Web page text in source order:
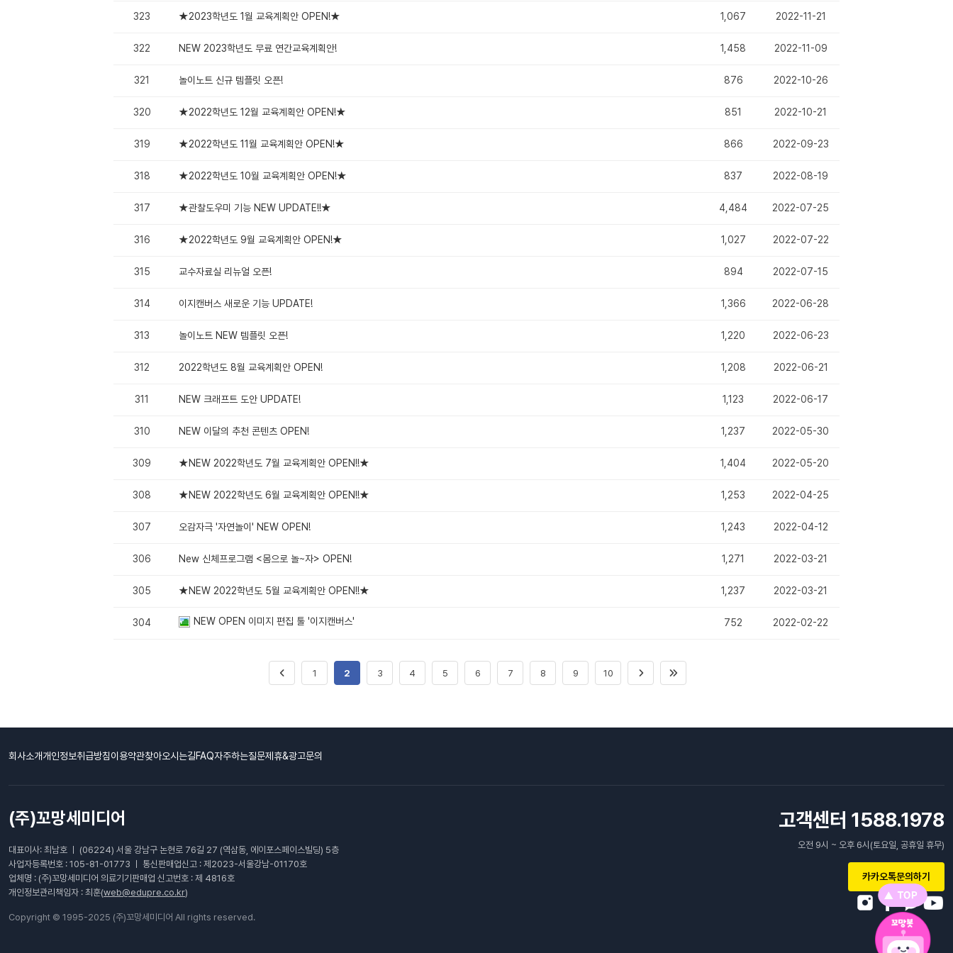
323 ★2023학년도 1월 교육계획안 OPEN!★ 1,067 2022-11-21
322 NEW 2023학년도 무료 연간교육계획안! 1,458 2022-11-09
321 놀이노트 신규 템플릿 오픈! 876 2022-10-26
320 ★2022학년도 12월 교육계획안 OPEN!★ 851 2022-10-21
319 ★2022학년도 11월 교육계획안 OPEN!★ 866 2022-09-23
318 ★2022학년도 10월 교육계획안 OPEN!★ 837 2022-08-19
317 ★관찰도우미 기능 NEW UPDATE!!★ 4,484 2022-07-25
316 ★2022학년도 9월 교육계획안 OPEN!★ 1,027 2022-07-22
315 교수자료실 리뉴얼 오픈! 894 2022-07-15
314 이지캔버스 새로운 기능 UPDATE! 1,366 2022-06-28
313 놀이노트 NEW 템플릿 오픈! 1,220 2022-06-23
312 2022학년도 8월 교육계획안 OPEN! 1,208 2022-06-21
311 NEW 크래프트 도안 UPDATE! 1,123 2022-06-17
310 NEW 이달의 추천 콘텐츠 OPEN! 1,237 2022-05-30
309 ★NEW 2022학년도 7월 교육계획안 OPEN!!★ 1,404 2022-05-20
308 ★NEW 2022학년도 6월 교육계획안 OPEN!!★ 1,253 2022-04-25
307 오감자극 '자연놀이' NEW OPEN! 1,243 2022-04-12
306 New 신체프로그램 <몸으로 놀~자> OPEN! 1,271 2022-03-21
305 ★NEW 2022학년도 5월 교육계획안 OPEN!!★ 1,237 2022-03-21
304 NEW OPEN 이미지 편집 툴 '이지캔버스' 752 2022-02-22
1 2 3 4 5 6 7 8 9 10
회사소개개인정보취급방침이용약관찾아오시는길FAQ자주하는질문제휴&광고문의
(주)꼬망세미디어
대표이사: 최남호 ㅣ (06224) 서울 강남구 논현로 76길 27 (역삼동, 에이포스페이스빌딩) 5층
사업자등록번호 : 105-81-01773 ㅣ 통신판매업신고 : 제2023-서울강남-01170호
업체명 : (주)꼬망세미디어 의료기기판매업 신고번호 : 제 4816호
개인정보관리책임자 : 최훈(web@edupre.co.kr)
Copyright © 1995-2025 (주)꼬망세미디어 All rights reserved.
고객센터 1588.1978
오전 9시 ~ 오후 6시(토요일, 공휴일 휴무)
카카오톡문의하기